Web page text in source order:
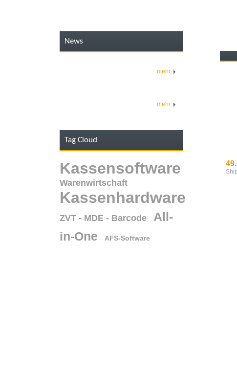
News
mehr
mehr
Tag Cloud
Kassensoftware
Warenwirtschaft
Kassenhardware
ZVT - MDE - Barcode
All-
in-One
AFS-Software